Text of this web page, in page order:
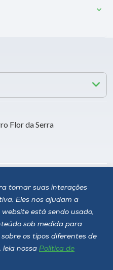
tornar suas interações
Eles nos ajudam a
está sendo usado,
sob medida para
os tipos diferentes de
leia nossa Política de
Flor da Serra